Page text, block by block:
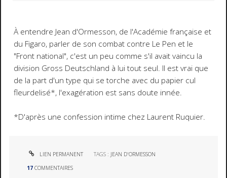
À entendre Jean d'Ormesson, de l'Académie française et
du Figaro, parler de son combat contre Le Pen et le
"Front national", c'est un peu comme s'il avait vaincu la
division Gross Deutschland à lui tout seul. Il est vrai que
de la part d'un type qui se torche avec du papier cul
fleurdelisé*, l'exagération est sans doute innée.
*D'après une confession intime chez Laurent Ruquier.
LIEN PERMANENT TAGS : JEAN D'ORMESSON
17 COMMENTAIRES